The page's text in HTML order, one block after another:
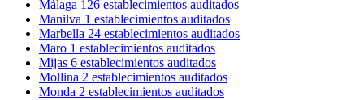
Málaga 126 establecimientos auditados
Manilva 1 establecimientos auditados
Marbella 24 establecimientos auditados
Maro 1 establecimientos auditados
Mijas 6 establecimientos auditados
Mollina 2 establecimientos auditados
Monda 2 establecimientos auditados